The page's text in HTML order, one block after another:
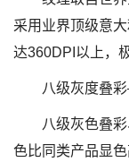
采用业界顶级意
达360DPI以上，
八级灰度叠
八级灰色叠
色比同类产品显